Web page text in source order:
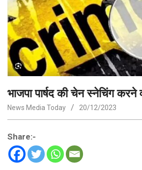
भाजपा पार्षद की चेन स्नेचिंग
News Media Today 20/12/2023
Share:-